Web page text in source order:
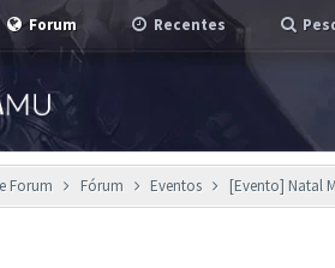
Forum Recentes
Forum Fórum Eventos [Evento] Natal